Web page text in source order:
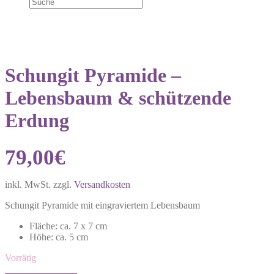
Schungit Pyramide –
Lebensbaum & schützende
Erdung
79,00€
inkl. MwSt. zzgl. Versandkosten
Schungit Pyramide mit eingraviertem Lebensbaum
Fläche: ca. 7 x 7 cm
Höhe: ca. 5 cm
Vorrätig